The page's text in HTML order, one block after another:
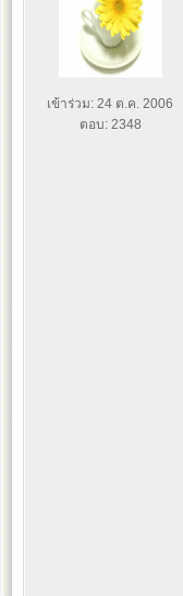
เข้าร่วม: 24 ต.ค. 2006
ตอบ: 2348